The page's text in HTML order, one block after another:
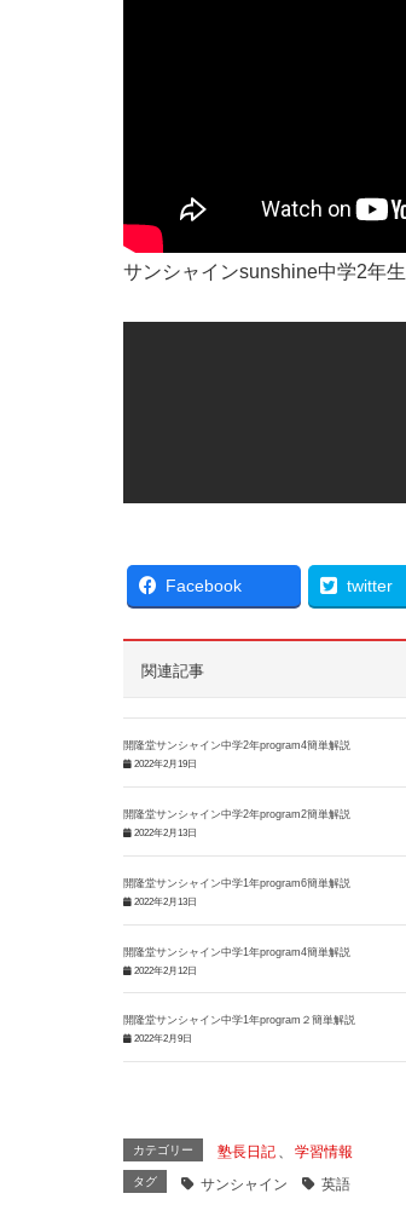
サンシャインsunshine中学2年生
Facebook twitter
関連記事
開隆堂サンシャイン中学2年program4簡単解説
2022年2月19日
開隆堂サンシャイン中学2年program2簡単解説
2022年2月13日
開隆堂サンシャイン中学1年program6簡単解説
2022年2月13日
開隆堂サンシャイン中学1年program4簡単解説
2022年2月12日
開隆堂サンシャイン中学1年program２簡単解説
2022年2月9日
カテゴリー 塾長日記 、 学習情報
タグ サンシャイン 英語